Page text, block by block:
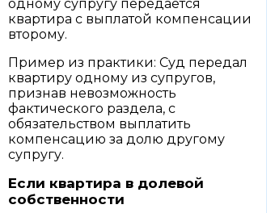
одному супругу передается
квартира с выплатой компенсации
второму.
Пример из практики: Суд передал
квартиру одному из супругов,
признав невозможность
фактического раздела, с
обязательством выплатить
компенсацию за долю другому
супругу.
Если квартира в долевой
собственности